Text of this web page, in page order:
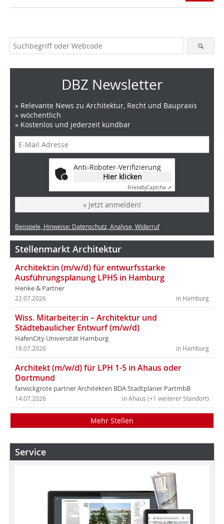
DBZ Newsletter
» Relevante News zu Architektur, Recht und Baupraxis
» wöchentlich
» Kostenlos und jederzeit kündbar
Anti-Roboter-Verifizierung
Hier klicken
FriendlyCaptcha ⇗
» Jetzt anmelden!
Beispiele, Hinweise: Datenschutz, Analyse, Widerruf
Stellenmarkt Architektur
Architekt:in (m/w/d) für entwurfsstarke
Ausführungsplanung LPH5 in Hamburg
Henke & Partner
in Hamburg
22.07.2026
Wiss. Mitarbeiter:in – Architektur und
Städtebaulicher Entwurf (m/w/d)
HafenCity Universität Hamburg
in Hamburg
18.07.2026
Architekt (m/w/d) für LPH 1-5 in Ahaus oder
Dortmund
farwickgrote partner Architekten BDA Stadtplaner PartmbB
in Ahaus (+1 weiterer Standort)
14.07.2026
Mehr Stellen
Service